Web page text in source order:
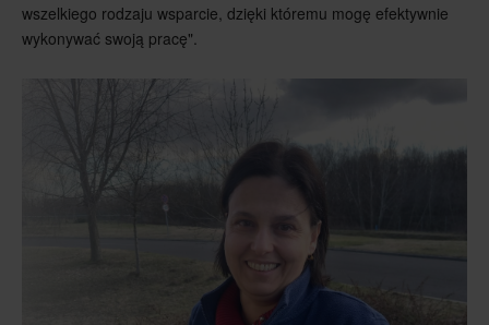
wszelkiego rodzaju wsparcie, dzięki któremu mogę efektywnie
wykonywać swoją pracę".